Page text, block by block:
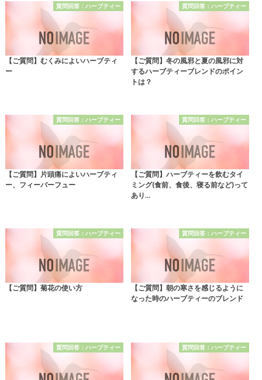
質問回答：ハーブティー
【ご質問】むくみによいハーブティ
ー
質問回答：ハーブティー
【ご質問】冬の風邪と夏の風邪に対
するハーブティーブレンドのポイン
トは？
質問回答：ハーブティー
【ご質問】片頭痛によいハーブティ
ー、フィーバーフュー
質問回答：ハーブティー
【ご質問】ハーブティーを飲むタイ
ミング(食前、食後、寝る前など)って
あり…
質問回答：ハーブティー
【ご質問】菊花の使い方
質問回答：ハーブティー
【ご質問】朝の寒さを感じるように
なった時のハーブティーのブレンド
質問回答：ハーブティー 質問回答：ハーブティー